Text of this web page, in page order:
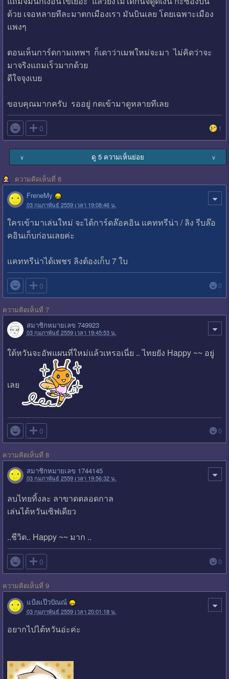
ด้วย เจอหลายทีละมาตกเมืองเรา มันบินเลย โดยเฉพาะเมือง
แพงๆ
ตอนเห็นการ์ดกามเทพฯ ก็เดาว่าเมพใหม่จะมา ไม่คิดว่าจะ
มาจริงแถมเร็วมากด้วย
ดีใจจุงเบย
ขอบคุณมากครับ รออยู่ กดเข้ามาดูหลายทีเลย
 0 1
∨ ดู 5 ความเห็นย่อย ∨
ความคิดเห็นที่ 6
FreneMy
03 กุมภาพันธ์ 2559 เวลา 19:08:46 น.
ใครเข้ามาเล่นใหม่ จะได้การ์ดล๊อคอิน แคททรีน่า / ลิง รีบล๊อ
คอินเก็บก่อนเลยค่ะ
แคททรีน่าได้เพชร ลิงต้องเก็บ 7 ใบ
 0 0
ความคิดเห็นที่ 7
สมาชิกหมายเลข 749923
03 กุมภาพันธ์ 2559 เวลา 19:45:53 น.
ใต้หวันจะอัพแผนที่ใหม่แล้วเหรอเนี่ย .. ไทยยัง Happy ~~ อยู่
เลย
 0 0
ความคิดเห็นที่ 8
สมาชิกหมายเลข 1744145
03 กุมภาพันธ์ 2559 เวลา 19:56:32 น.
ลบไทยทิ้งละ ลาขาดตลอดกาล
เล่นไต้หวันเซิฟเดียว
..ชีวิต.. Happy ~~ มาก ..
 0 0
ความคิดเห็นที่ 9
แป้งแป๊วปัณณ์
03 กุมภาพันธ์ 2559 เวลา 20:01:18 น.
อยากไปไต้หวันอ่ะค่ะ